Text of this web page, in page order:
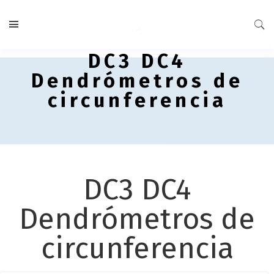
DC3 DC4
Dendrómetros de
circunferencia
DC3 DC4
Dendrómetros de
circunferencia